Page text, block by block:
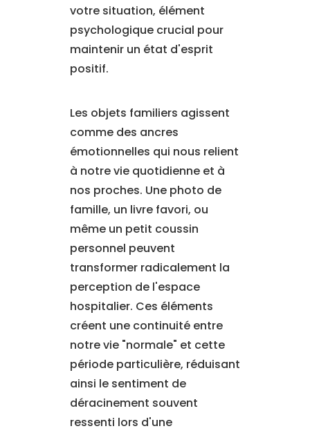
votre situation, élément
psychologique crucial pour
maintenir un état d'esprit
positif.
Les objets familiers agissent
comme des ancres
émotionnelles qui nous relient
à notre vie quotidienne et à
nos proches. Une photo de
famille, un livre favori, ou
même un petit coussin
personnel peuvent
transformer radicalement la
perception de l'espace
hospitalier. Ces éléments
créent une continuité entre
notre vie "normale" et cette
période particulière, réduisant
ainsi le sentiment de
déracinement souvent
ressenti lors d'une